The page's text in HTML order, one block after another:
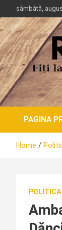
to
content
sâmbătă,
PAGINA
Home
POLITICA